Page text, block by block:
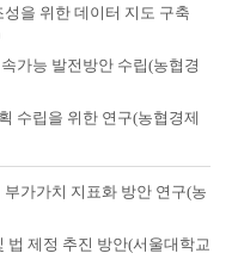
을 위한 데이터 지도 구축
가능 발전방안 수립(농협경
수립을 위한 연구(농협경제
가가치 지표화 방안 연구(농
법 제정 추진 방안(서울대학교